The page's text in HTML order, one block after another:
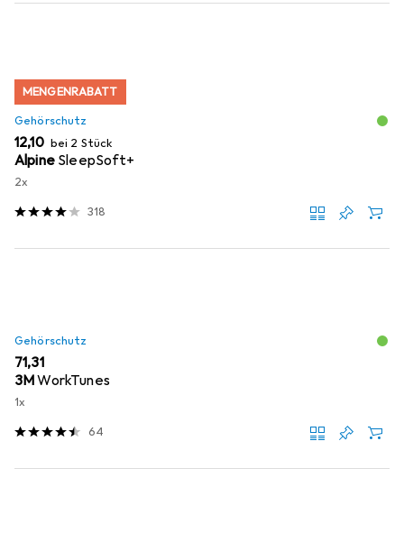
MENGENRABATT
Gehörschutz
EUR
12,10 bei 2 Stück
Alpine SleepSoft+
2x
318
Gehörschutz
EUR
71,31
3MWorkTunes
1x
64